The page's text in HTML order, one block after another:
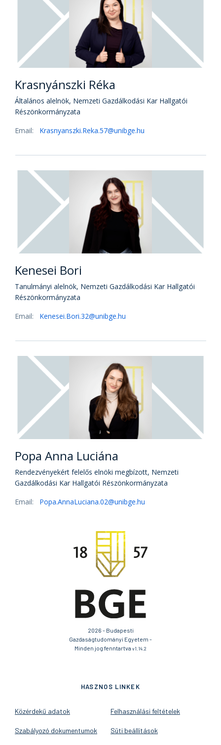
Krasnyánszki Réka
Általános alelnök, Nemzeti Gazdálkodási Kar Hallgatói
Részönkormányzata
Email:
Krasnyanszki.Reka.57@unibge.hu
Kenesei Bori
Tanulmányi alelnök, Nemzeti Gazdálkodási Kar Hallgatói
Részönkormányzata
Email:
Kenesei.Bori.32@unibge.hu
Popa Anna Luciána
Rendezvényekért felelős elnöki megbízott, Nemzeti
Gazdálkodási Kar Hallgatói Részönkormányzata
Email:
Popa.AnnaLuciana.02@unibge.hu
2026 - Budapesti
Gazdaságtudományi Egyetem -
Minden jog fenntartva v1.14.2
HASZNOS LINKEK
Közérdekű adatok
Szabályozó dokumentumok
Felhasználási feltételek
Süti beállítások